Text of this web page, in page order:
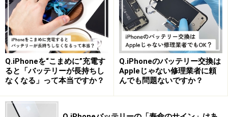
リー残量、アクティビティリングの進捗などといったウ
ィジェットを、自分で好きに設定できます。
また、これらのロック画面は、複数作ることができ、簡
単に切り替えも可能です。いままで個性を出しづらかっ
たロック画面ですが、これからは人によって活用方法が
Q.iPhoneを“こまめに”充電す
ると「バッテリーが長持ちし
なくなる」って本当ですか？
Q.iPhoneのバッテリー交換は
Appleじゃない修理業者に頼
んでも問題ないですか？